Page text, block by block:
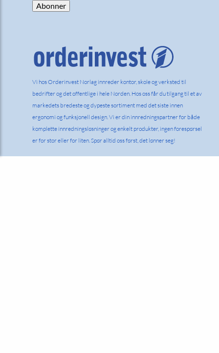
Vi hos Orderinvest Norlag innreder kontor, skole og verksted til
bedrifter og det offentlige i hele Norden. Hos oss får du tilgang til et av
markedets bredeste og dypeste sortiment med det siste innen
ergonomi og funksjonell design. Vi er din innredningspartner for både
komplette innredningsløsninger og enkelt produkter, ingen forespørsel
er for stor eller for liten. Spør alltid oss først, det lønner seg!